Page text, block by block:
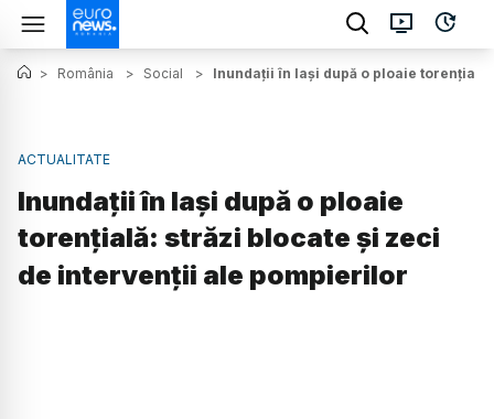
> România > Social > Inundații în Iași după o ploaie
ACTUALITATE
Inundații în Iași după o ploaie
torențială: străzi blocate și zeci
de intervenții ale pompierilor